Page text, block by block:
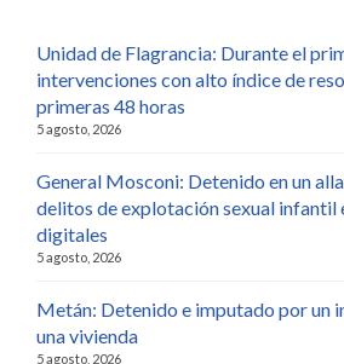
Unidad de Flagrancia: Durante el
intervenciones con alto índice de
primeras 48 horas
5 agosto, 2026
General Mosconi: Detenido en un
delitos de explotación sexual infantil
digitales
5 agosto, 2026
Metán: Detenido e imputado por un
una vivienda
5 agosto, 2026